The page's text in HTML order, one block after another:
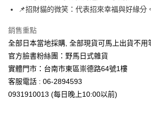
付款後全家取貨
每筆NT$65，滿NT$999(含以上)免運費
7-11取貨付款
每筆NT$65，滿NT$999(含以上)免運費
付款後7-11取貨
每筆NT$65，滿NT$999(含以上)免運費
📌招財貓的微笑：代表招來幸福與好緣分。
銷售重點
全部日本當地採購, 全部現貨可馬上出貨不用
官方臉書粉絲團：野馬日式雜貨
實體門市：台南市東區崇德路64號1樓
客服電話 : 06-2894593
0931910013 (每日晚上10:00以前)